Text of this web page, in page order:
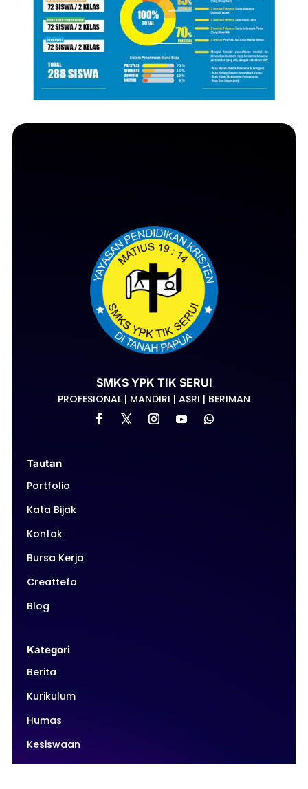
SMKS YPK TIK SERUI
PROFESIONAL | MANDIRI | ASRI | BERIMAN
Tautan
Portfolio
Kata Bijak
Kontak
Bursa Kerja
Creattefa
Blog
Kategori
Berita
Kurikulum
Humas
Kesiswaan
Intrakurikuler